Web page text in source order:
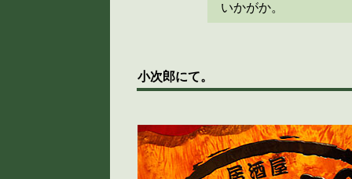
いかがか。
小次郎にて。